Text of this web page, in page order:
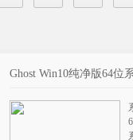
Ghost Win10纯净版64位